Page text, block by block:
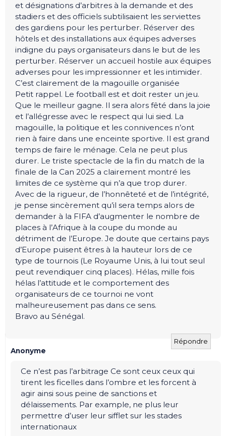
et désignations d’arbitres à la demande et des
stadiers et des officiels subtilisaient les serviettes
des gardiens pour les perturber. Réserver des
hôtels et des installations aux équipes adverses
indigne du pays organisateurs dans le but de les
perturber. Réserver un accueil hostile aux équipes
adverses pour les impressionner et les intimider.
C’est clairement de la magouille organisée
Petit rappel. Le football est et doit rester un jeu.
Que le meilleur gagne. Il sera alors fêté dans la joie
et l’allégresse avec le respect qui lui sied. La
magouille, la politique et les connivences n’ont
rien à faire dans une enceinte sportive. Il est grand
temps de faire le ménage. Cela ne peut plus
durer. Le triste spectacle de la fin du match de la
finale de la Can 2025 a clairement montré les
limites de ce système qui n’a que trop durer.
Avec de la rigueur, de l’honnêteté et de l’intégrité,
je pense sincèrement qu’il sera temps alors de
demander à la FIFA d’augmenter le nombre de
places à l’Afrique à la coupe du monde au
détriment de l’Europe. Je doute que certains pays
d’Europe puisent êtres à la hauteur lors de ce
type de tournois (Le Royaume Unis, à lui tout seul
peut revendiquer cinq places). Hélas, mille fois
hélas l’attitude et le comportement des
organisateurs de ce tournoi ne vont
malheureusement pas dans ce sens.
Bravo au Sénégal.
Répondre
Anonyme
Ce n’est pas l’arbitrage Ce sont ceux ceux qui
tirent les ficelles dans l’ombre et les forcent à
agir ainsi sous peine de sanctions et
délaissements. Par example, ne plus leur
permettre d’user leur sifflet sur les stades
internationaux